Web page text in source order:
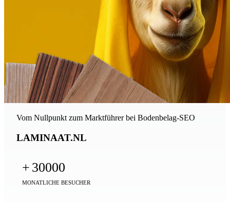
Vom Nullpunkt zum Marktführer bei Bodenbelag-SEO
LAMINAAT.NL
+ 30000
MONATLICHE BESUCHER